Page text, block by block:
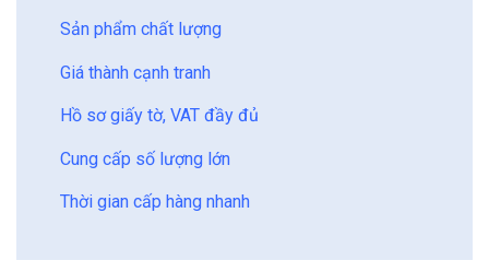
Sản phẩm chất lượng
Giá thành cạnh tranh
Hồ sơ giấy tờ, VAT đầy đủ
Cung cấp số lượng lớn
Thời gian cấp hàng nhanh